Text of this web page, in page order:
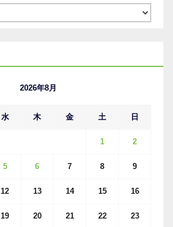
2026年8月
水 木 金 土 日
1 2
5 6 7 8 9
12 13 14 15 16
19 20 21 22 23